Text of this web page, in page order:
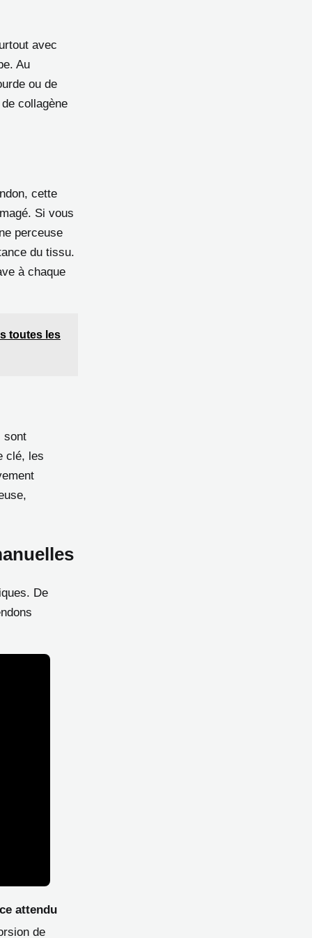
avec
Au
ou de
collagène
cette
Si vous
perceuse
du tissu.
à chaque
toutes les
sont
clé, les
De
attendu
de